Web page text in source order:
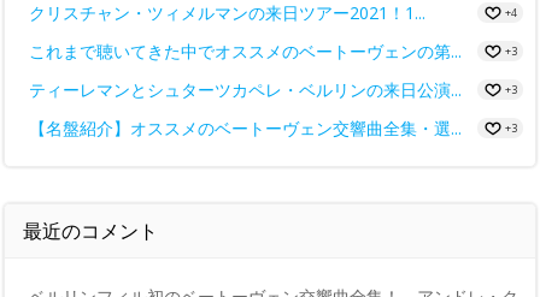
クリスチャン・ツィメルマンの来日ツアー2021！1... +4
これまで聴いてきた中でオススメのベートーヴェンの第... +3
ティーレマンとシュターツカペレ・ベルリンの来日公演... +3
【名盤紹介】オススメのベートーヴェン交響曲全集・選... +3
最近のコメント